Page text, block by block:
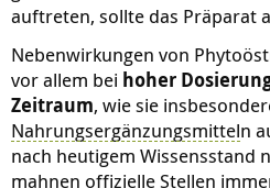
auftreten, sollte das Präparat
Nebenwirkungen von
vor allem bei hoher
Zeitraum, wie sie
Nahrungsergänzungsmitteln
nach heutigem Wissensstand
mahnen offizielle Stellen